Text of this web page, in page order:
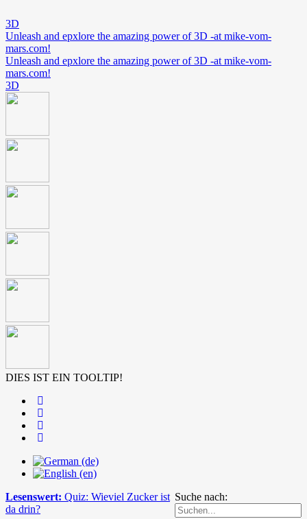
3D
Unleash and epxlore the amazing power of 3D -at mike-vom-
mars.com!
Unleash and epxlore the amazing power of 3D -at mike-vom-
mars.com!
3D
DIES IST EIN TOOLTIP!
Suche nach:
Lesenswert: Quiz: Wieviel Zucker ist
da drin?